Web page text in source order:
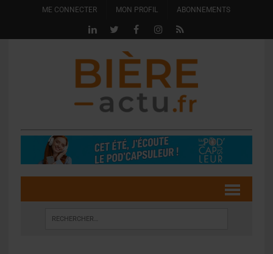
ME CONNECTER MON PROFIL ABONNEMENTS